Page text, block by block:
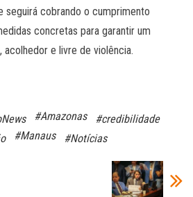
seguirá cobrando o cumprimento
concretas para garantir um
e livre de violência.
ail
#Amazonas
#credibilidade
#Manaus #Notícias